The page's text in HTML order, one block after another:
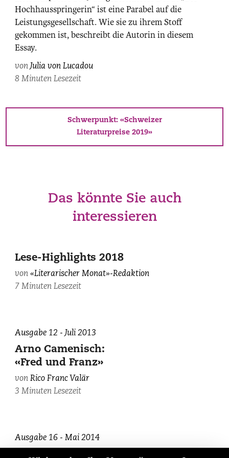
Maurice
Haas.
Hochhausspringerin“ ist eine Parabel auf die
Leistungsgesellschaft. Wie sie zu ihrem Stoff
gekommen ist, beschreibt die Autorin in diesem
Essay.
vonJulia von Lucadou
8 Minuten Lesezeit
Schwerpunkt: «Schweizer
Literaturpreise 2019»
Das könnte Sie auch
interessieren
Lese-Highlights 2018
von«Literarischer Monat»-Redaktion
7 Minuten Lesezeit
Ausgabe 12 - Juli 2013
Arno Camenisch:
«Fred und Franz»
vonRico Franc Valär
3 Minuten Lesezeit
Ausgabe 16 - Mai 2014